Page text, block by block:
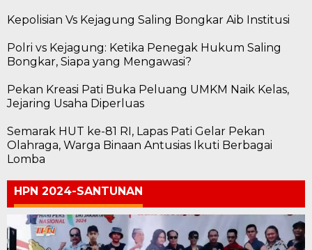
Kepolisian Vs Kejagung Saling Bongkar Aib Institusi
Polri vs Kejagung: Ketika Penegak Hukum Saling
Bongkar, Siapa yang Mengawasi?
Pekan Kreasi Pati Buka Peluang UMKM Naik Kelas,
Jejaring Usaha Diperluas
Semarak HUT ke-81 RI, Lapas Pati Gelar Pekan
Olahraga, Warga Binaan Antusias Ikuti Berbagai
Lomba
HPN 2024-SANTUNAN